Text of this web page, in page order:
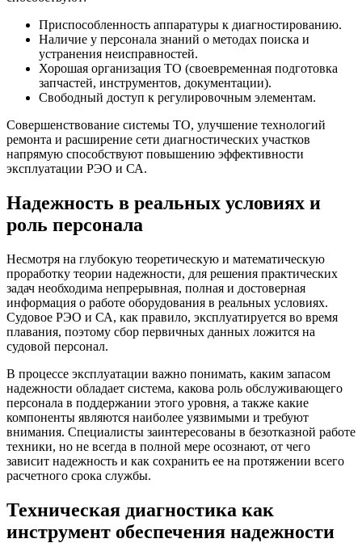
Приспособленность аппаратуры к диагностированию.
Наличие у персонала знаний о методах поиска и
устранения неисправностей.
Хорошая организация ТО (своевременная подготовка
запчастей, инструментов, документации).
Свободный доступ к регулировочным элементам.
Совершенствование системы ТО, улучшение технологий
ремонта и расширение сети диагностических участков
напрямую способствуют повышению эффективности
эксплуатации РЭО и СА.
Надежность в реальных условиях и
роль персонала
Несмотря на глубокую теоретическую и математическую
проработку теории надежности, для решения практических
задач необходима непрерывная, полная и достоверная
информация о работе оборудования в реальных условиях.
Судовое РЭО и СА, как правило, эксплуатируется во время
плавания, поэтому сбор первичных данных ложится на
судовой персонал.
В процессе эксплуатации важно понимать, каким запасом
надежности обладает система, какова роль обслуживающего
персонала в поддержании этого уровня, а также какие
компоненты являются наиболее уязвимыми и требуют
внимания. Специалисты заинтересованы в безотказной работе
техники, но не всегда в полной мере осознают, от чего
зависит надежность и как сохранить ее на протяжении всего
расчетного срока службы.
Техническая диагностика как
инструмент обеспечения надежности